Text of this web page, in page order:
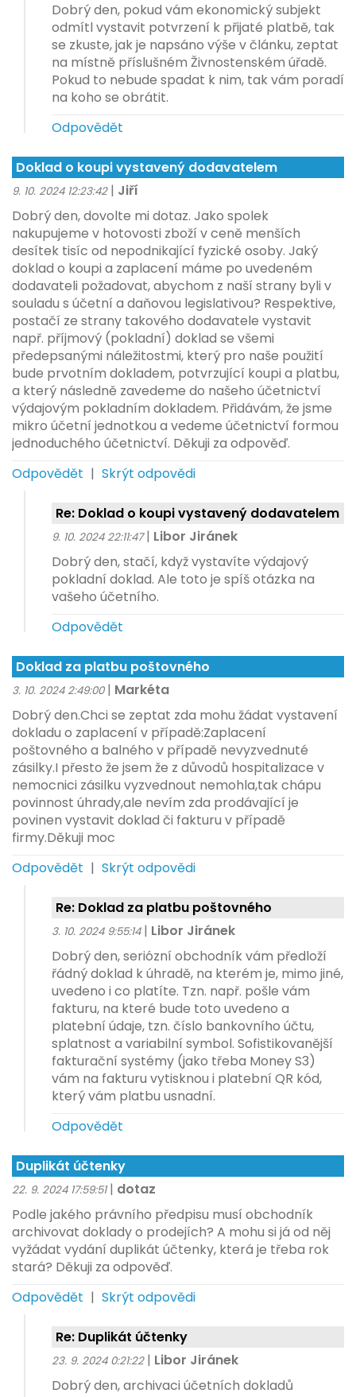
Dobrý den, pokud vám ekonomický subjekt
odmítl vystavit potvrzení k přijaté platbě, tak
se zkuste, jak je napsáno výše v článku, zeptat
na místně příslušném Živnostenském úřadě.
Pokud to nebude spadat k nim, tak vám poradí
na koho se obrátit.
Odpovědět
Doklad o koupi vystavený dodavatelem
9. 10. 2024 12:23:42 | Jiří
Dobrý den, dovolte mi dotaz. Jako spolek
nakupujeme v hotovosti zboží v ceně menších
desítek tisíc od nepodnikající fyzické osoby. Jaký
doklad o koupi a zaplacení máme po uvedeném
dodavateli požadovat, abychom z naší strany byli v
souladu s účetní a daňovou legislativou? Respektive,
postačí ze strany takového dodavatele vystavit
např. příjmový (pokladní) doklad se všemi
předepsanými náležitostmi, který pro naše použití
bude prvotním dokladem, potvrzující koupi a platbu,
a který následně zavedeme do našeho účetnictví
výdajovým pokladním dokladem. Přidávám, že jsme
mikro účetní jednotkou a vedeme účetnictví formou
jednoduchého účetnictví. Děkuji za odpověď.
Odpovědět | Skrýt odpovědi
Re: Doklad o koupi vystavený dodavatelem
9. 10. 2024 22:11:47 | Libor Jiránek
Dobrý den, stačí, když vystavíte výdajový
pokladní doklad. Ale toto je spíš otázka na
vašeho účetního.
Odpovědět
Doklad za platbu poštovného
3. 10. 2024 2:49:00 | Markéta
Dobrý den.Chci se zeptat zda mohu žádat vystavení
dokladu o zaplacení v případě:Zaplacení
poštovného a balného v případě nevyzvednuté
zásilky.I přesto že jsem že z důvodů hospitalizace v
nemocnici zásilku vyzvednout nemohla,tak chápu
povinnost úhrady,ale nevím zda prodávající je
povinen vystavit doklad či fakturu v případě
firmy.Děkuji moc
Odpovědět | Skrýt odpovědi
Re: Doklad za platbu poštovného
3. 10. 2024 9:55:14 | Libor Jiránek
Dobrý den, seriózní obchodník vám předloží
řádný doklad k úhradě, na kterém je, mimo jiné,
uvedeno i co platíte. Tzn. např. pošle vám
fakturu, na které bude toto uvedeno a
platební údaje, tzn. číslo bankovního účtu,
splatnost a variabilní symbol. Sofistikovanější
fakturační systémy (jako třeba Money S3)
vám na fakturu vytisknou i platební QR kód,
který vám platbu usnadní.
Odpovědět
Duplikát účtenky
22. 9. 2024 17:59:51 | dotaz
Podle jakého právního předpisu musí obchodník
archivovat doklady o prodejích? A mohu si já od něj
vyžádat vydání duplikát účtenky, která je třeba rok
stará? Děkuji za odpověď.
Odpovědět | Skrýt odpovědi
Re: Duplikát účtenky
23. 9. 2024 0:21:22 | Libor Jiránek
Dobrý den, archivaci účetních dokladů